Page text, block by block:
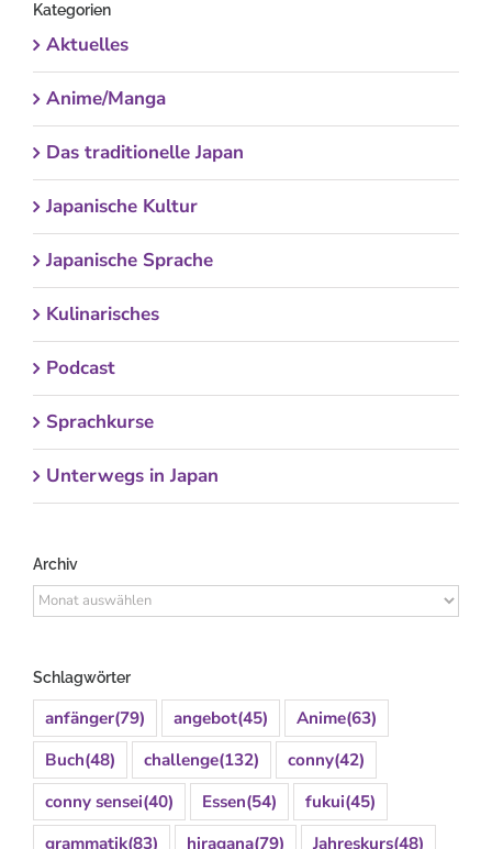
Kategorien
Aktuelles
Anime/Manga
Das traditionelle Japan
Japanische Kultur
Japanische Sprache
Kulinarisches
Podcast
Sprachkurse
Unterwegs in Japan
Archiv
Archiv
Schlagwörter
anfänger(79) angebot(45) Anime(63)
Buch(48) challenge(132) conny(42)
conny sensei(40) Essen(54) fukui(45)
grammatik(83) hiragana(79) Jahreskurs(48)